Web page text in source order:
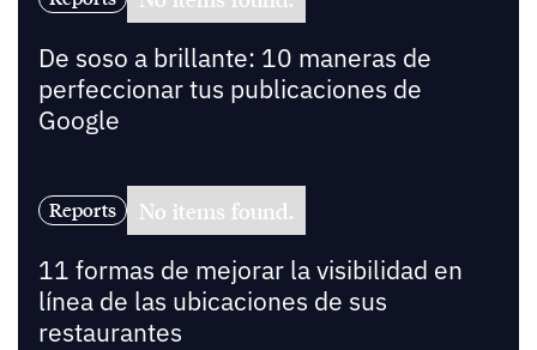
De soso a brillante: 10 maneras de
perfeccionar tus publicaciones de
Google
Reports No items found.
11 formas de mejorar la visibilidad en
línea de las ubicaciones de sus
restaurantes